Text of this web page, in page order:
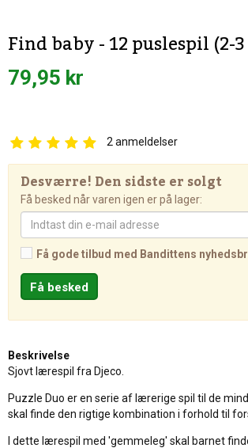
Find baby - 12 puslespil (2-
79,95 kr
2 anmeldelser
Desværre! Den sidste er solgt
Få besked når varen igen er på lager:
Få gode tilbud med Bandittens
Beskrivelse
Sjovt lærespil fra Djeco.
Puzzle Duo er en serie af lærerige spil til de
skal finde den rigtige kombination i forhold til
I dette lærespil med 'gemmeleg' skal barnet